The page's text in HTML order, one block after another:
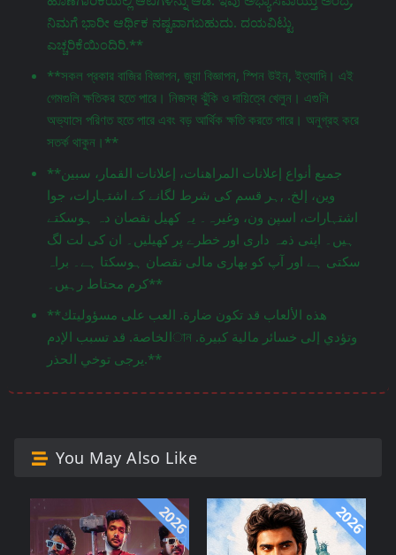
ನಿಮಗೆ ಭಾರೀ ಆರ್ಥಿಕ ನಷ್ಟವಾಗಬಹುದು. ದಯವಿಟ್ಟು
ಎಚ್ಚರಿಕೆಯಿಂದಿರಿ.**
**সকল প্রকার বাজির বিজ্ঞাপন, জুয়া বিজ্ঞাপন, স্পিন উইন, ইত্যাদি। এই
গেমগুলি ক্ষতিকর হতে পারে। নিজস্ব ঝুঁকি ও দায়িত্বে খেলুন। এগুলি
অভ্যাসে পরিণত হতে পারে এবং বড় আর্থিক ক্ষতি করতে পারে। অনুগ্রহ করে
সতর্ক থাকুন।**
**جميع أنواع إعلانات المراهنات، إعلانات القمار، سبين
وين، إلخ. ,ہر قسم کی شرط لگانے کے اشتہارات، جوا
اشتہارات، اسپن ون، وغیرہ۔ یہ کھیل نقصان دہ ہوسکتے
ہیں۔ اپنی ذمہ داری اور خطرے پر کھیلیں۔ ان کی لت لگ
سکتی ہے اور آپ کو بھاری مالی نقصان ہوسکتا ہے۔ براہ
کرم محتاط رہیں۔**
**هذه الألعاب قد تكون ضارة. العب على مسؤوليتك
الخاصة. قد تسبب الإدمান وتؤدي إلى خسائر مالية كبيرة.
يرجى توخي الحذر.**
You May Also Like
2026 2026